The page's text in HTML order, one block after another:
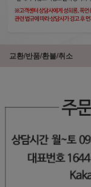
교환/반품/환불/취소